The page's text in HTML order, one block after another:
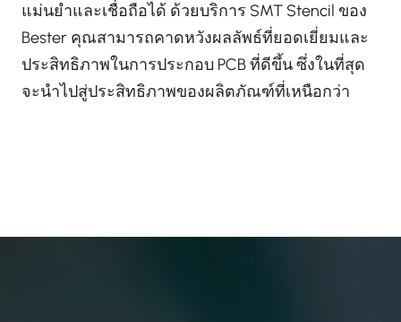
แม่นยำและเชื่อถือได้ ด้วยบริการ SMT Stencil ของ
Bester คุณสามารถคาดหวังผลลัพธ์ที่ยอดเยี่ยมและ
ประสิทธิภาพในการประกอบ PCB ที่ดีขึ้น ซึ่งในที่สุด
จะนำไปสู่ประสิทธิภาพของผลิตภัณฑ์ที่เหนือกว่า